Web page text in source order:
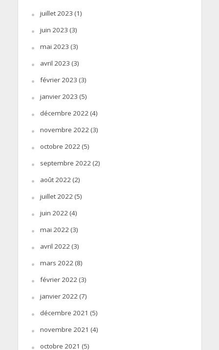
juillet 2023 (1)
juin 2023 (3)
mai 2023 (3)
avril 2023 (3)
février 2023 (3)
janvier 2023 (5)
décembre 2022 (4)
novembre 2022 (3)
octobre 2022 (5)
septembre 2022 (2)
août 2022 (2)
juillet 2022 (5)
juin 2022 (4)
mai 2022 (3)
avril 2022 (3)
mars 2022 (8)
février 2022 (3)
janvier 2022 (7)
décembre 2021 (5)
novembre 2021 (4)
octobre 2021 (5)